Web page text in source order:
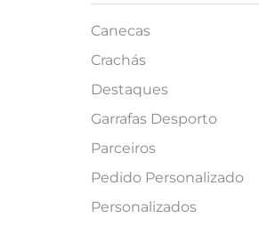
Canecas
Crachás
Destaques
Garrafas Desporto
Parceiros
Pedido Personalizado
Personalizados